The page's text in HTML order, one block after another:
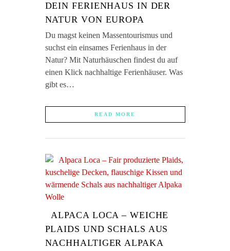
DEIN FERIENHAUS IN DER
NATUR VON EUROPA
Du magst keinen Massentourismus und
suchst ein einsames Ferienhaus in der
Natur? Mit Naturhäuschen findest du auf
einen Klick nachhaltige Ferienhäuser. Was
gibt es…
READ MORE
ALPACA LOCA – WEICHE
PLAIDS UND SCHALS AUS
NACHHALTIGER ALPAKA